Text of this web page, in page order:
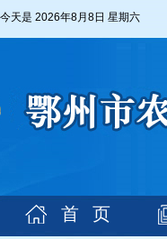
今天是 2026年8月8日 星期六
首 页